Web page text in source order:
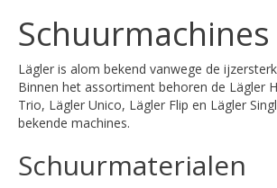
Schuurmachines
Lägler is alom bekend vanwege de
Binnen het assortiment behoren de Lägler
Trio, Lägler Unico, Lägler Flip en Lägler
bekende machines.
Schuurmaterialen